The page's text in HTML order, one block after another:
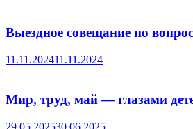
Выездное совещание по
11.11.202411.11.2024
Мир, труд, май — глазами
29.05.202530.06.2025